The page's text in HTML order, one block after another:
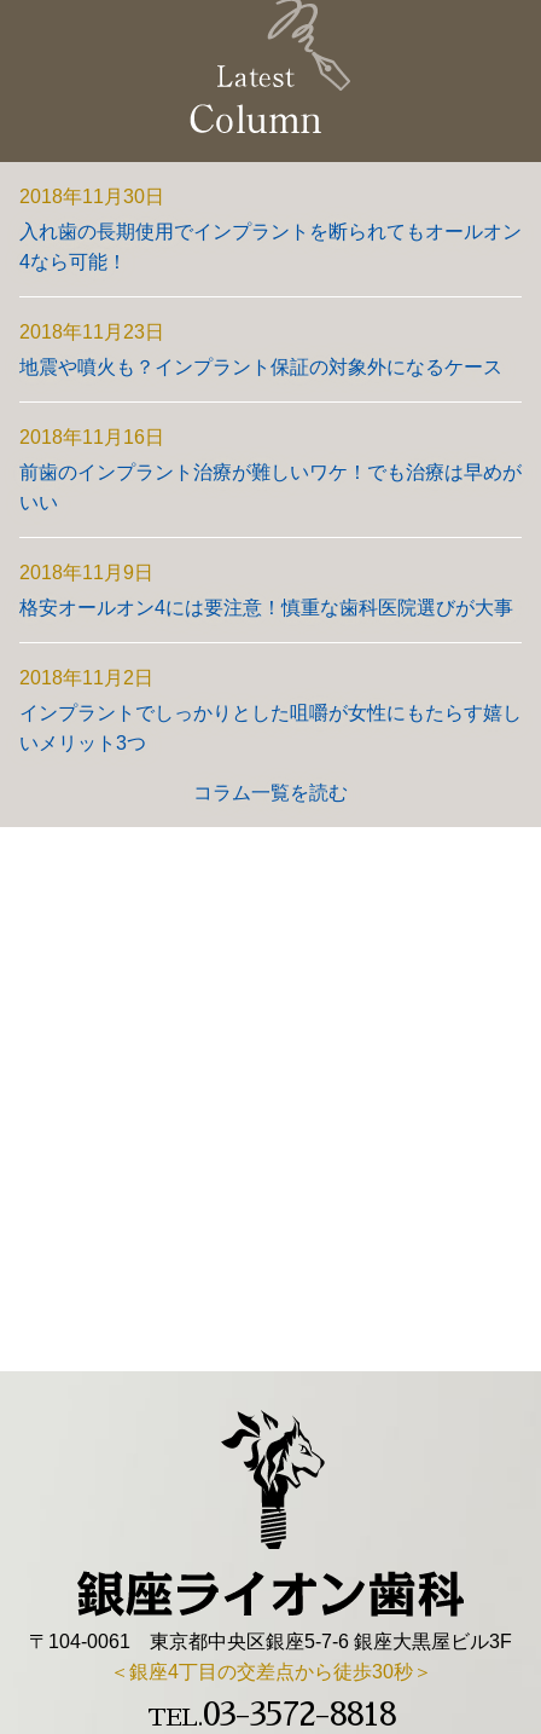
2018年11月30日
入れ歯の長期使用でインプラントを断られてもオールオン
4なら可能！
2018年11月23日
地震や噴火も？インプラント保証の対象外になるケース
2018年11月16日
前歯のインプラント治療が難しいワケ！でも治療は早めが
いい
2018年11月9日
格安オールオン4には要注意！慎重な歯科医院選びが大事
2018年11月2日
インプラントでしっかりとした咀嚼が女性にもたらす嬉し
いメリット3つ
コラム一覧を読む
〒104-0061 東京都中央区銀座5-7-6 銀座大黒屋ビル3F
＜銀座4丁目の交差点から徒歩30秒＞
TEL.03-3572-8818